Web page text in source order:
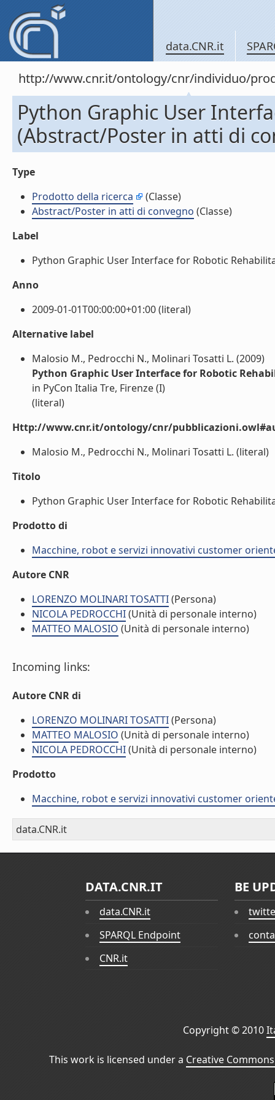
data.CNR.it
http://www.cnr.it/ontology/cnr/individuo/
Python Graphic User
(Abstract/Poster in atti di
Type
Prodotto della ricerca
(Classe)
Abstract/Poster in atti di convegno (Classe)
Label
Python Graphic User Interface for Robotic
Anno
2009-01-01T00:00:00+01:00 (literal)
Alternative label
Malosio M., Pedrocchi N., Molinari Tosatti L. (2009)
Python Graphic User Interface for Robotic
in PyCon Italia Tre, Firenze (I)
(literal)
Http://www.cnr.it/ontology/cnr/
Malosio M., Pedrocchi N., Molinari Tosatti L. (literal)
Titolo
Python Graphic User Interface for Robotic
Prodotto di
Macchine, robot e servizi innovativi customer
Autore CNR
LORENZO MOLINARI TOSATTI(Persona)
NICOLA PEDROCCHI(Unità di personale interno)
MATTEO MALOSIO (Unità di personale interno)
Incoming links:
Autore CNR di
LORENZO MOLINARI TOSATTI(Persona)
MATTEO MALOSIO (Unità di personale interno)
NICOLA PEDROCCHI(Unità di personale interno)
Prodotto
Macchine, robot e servizi innovativi customer
data.CNR.it
DATA.CNR.IT
data.CNR.it
SPARQL Endpoint
CNR.it
BE
Copyright © 2010
This work is licensed under a Creative